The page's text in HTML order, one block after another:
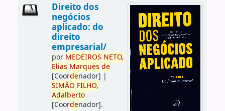
Direito dos
negócios
aplicado: do
direito
empresarial/
por MEDEIROS NETO,
Elias Marques de
[Coordenador] |
SIMÃO FILHO,
Adalberto
[Coordenador].